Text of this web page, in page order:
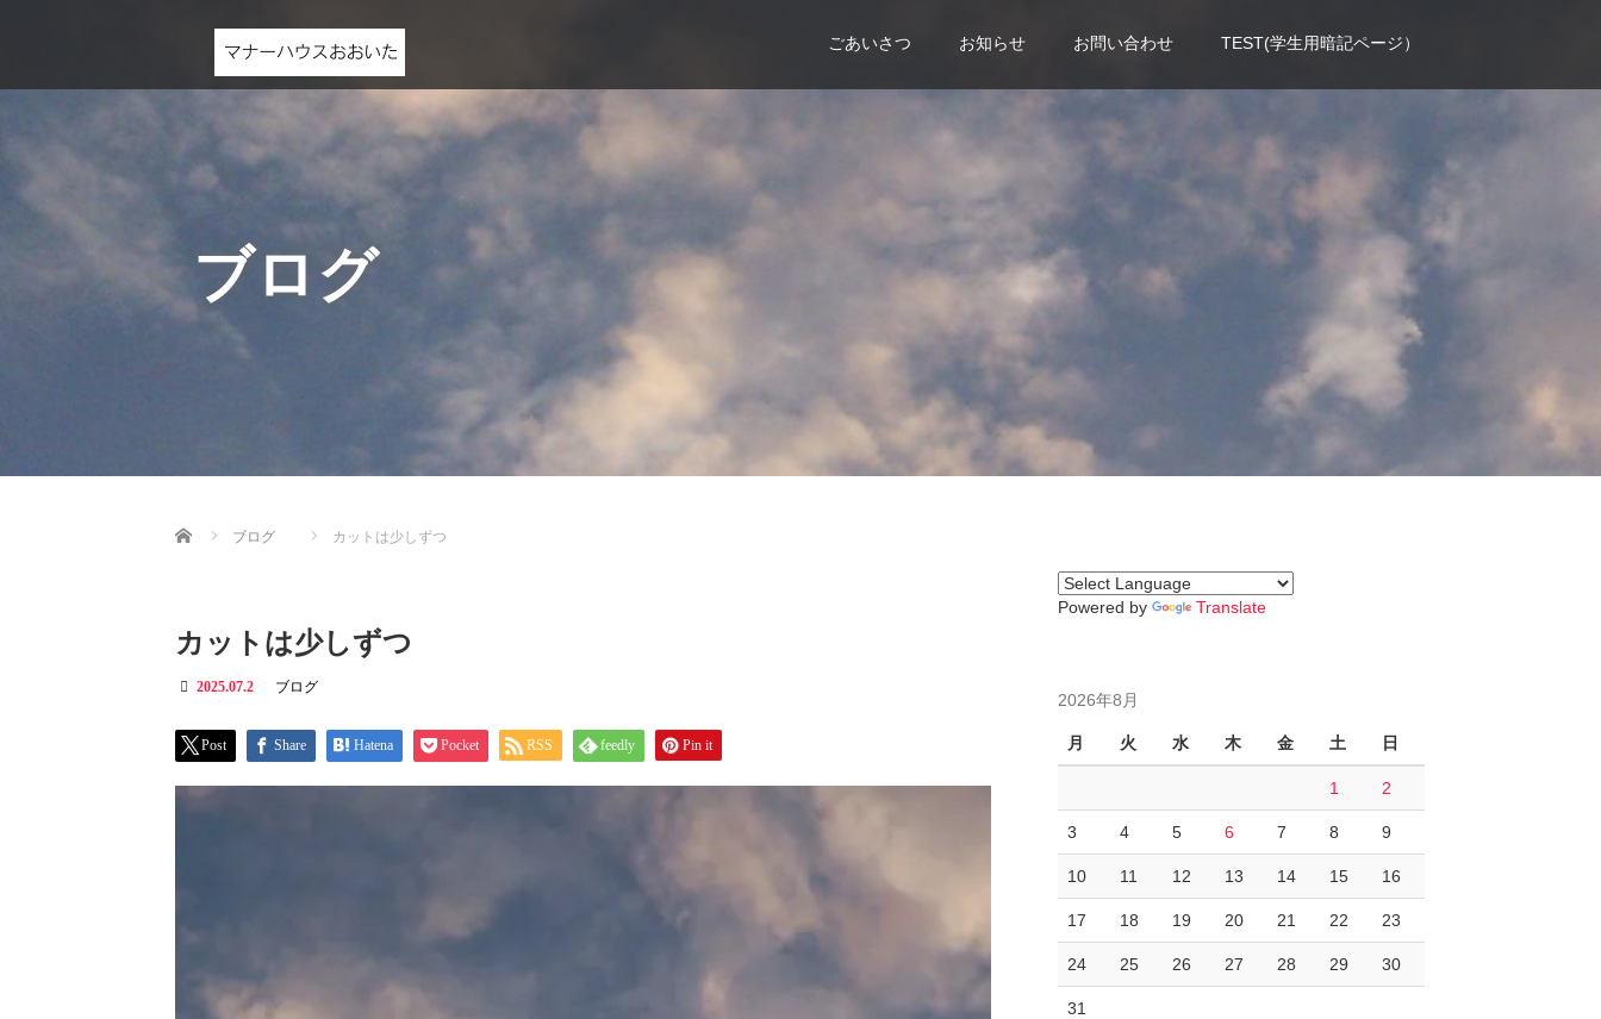
ごあいさつ お知らせ お問い合わせ TEST(学生用暗記ページ）
ブログ
Home ブログ カットは少しずつ
カットは少しずつ
2025.07.2 ブログ
Post Share Hatena Pocket RSS feedly Pin it
Powered by Translate
2026年8月
月 火 水 木 金 土 日
1 2
3 4 5 6 7 8 9
10 11 12 13 14 15 16
17 18 19 20 21 22 23
24 25 26 27 28 29 30
31